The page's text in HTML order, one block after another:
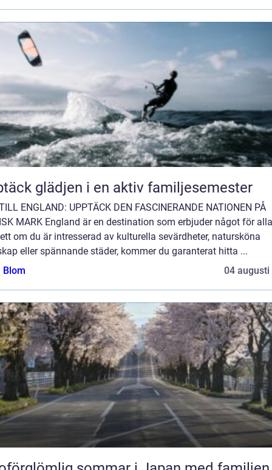
glädjen i en aktiv familjesemester
ENGLAND: UPPTÄCK DEN FASCINERANDE NATIONEN PÅ
MARK England är en destination som erbjuder något för
om du är intresserad av kulturella sevärdheter, natursköna
eller spännande städer, kommer du garanterat hitta ...
Blom
04 augusti